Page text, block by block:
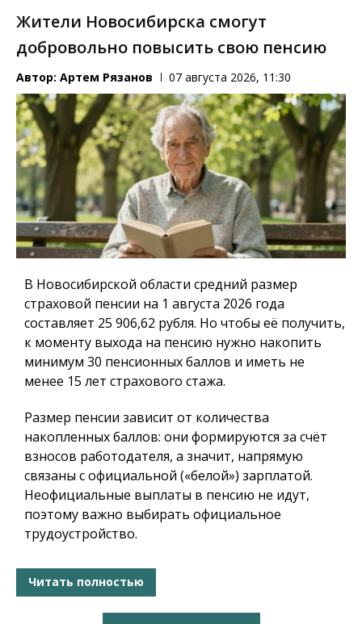
Жители Новосибирска смогут
добровольно повысить свою пенсию
Автор: Артем Рязанов 07 августа 2026, 11:30
В Новосибирской области средний размер
страховой пенсии на 1 августа 2026 года
составляет 25 906,62 рубля. Но чтобы её получить,
к моменту выхода на пенсию нужно накопить
минимум 30 пенсионных баллов и иметь не
менее 15 лет страхового стажа.
Размер пенсии зависит от количества
накопленных баллов: они формируются за счёт
взносов работодателя, а значит, напрямую
связаны с официальной («белой») зарплатой.
Неофициальные выплаты в пенсию не идут,
поэтому важно выбирать официальное
трудоустройство.
Читать полностью